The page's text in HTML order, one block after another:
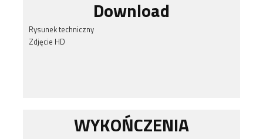
Download
Rysunek techniczny
Zdjęcie HD
WYKOŃCZENIA